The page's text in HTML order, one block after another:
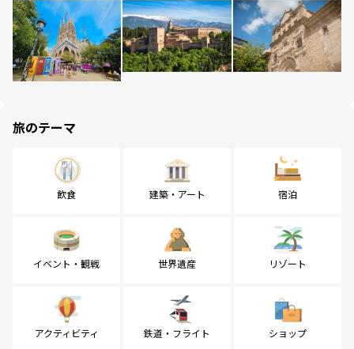
旅のテーマ
飲食 建築・アート 宿泊
イベント・観戦 世界遺産 リゾート
アクティビティ 鉄道・フライト ショップ